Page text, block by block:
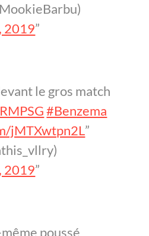
2019
le gros match
#Benzema
jMTXwtpn2L
2019
poussé